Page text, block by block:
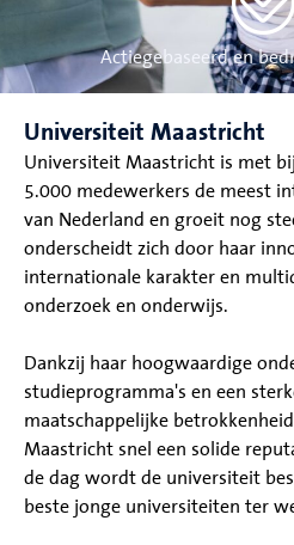
Actiegebaseerd en
Universiteit Maastricht
Universiteit Maastricht is met
5.000 medewerkers de meest
van Nederland en groeit nog
onderscheidt zich door haar
internationale karakter en
onderzoek en onderwijs.
Dankzij haar hoogwaardige
studieprogramma's en een
maatschappelijke
Maastricht snel een solide
de dag wordt de universiteit
beste jonge universiteiten ter